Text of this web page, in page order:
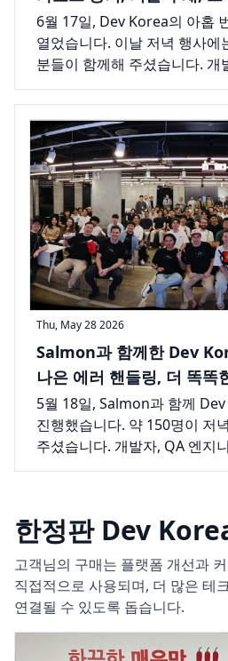
채운 참가자들
6월 17일, Dev Korea의 아홉
열었습니다. 이날 저녁 행사에
분들이 함께해 주셨습니다. 개
엔지니어, 창업가 등 서울 테
사람들이 한자리에 모여 긴 호
듣고, 늘 그렇듯 강연이 끝난
이야기를 이어갔습니다.
Thu, May 28 2026
Salmon과 함께한 Dev
나은 에러 핸들링, 더 똑똑
서울을 가득 채운 하루
5월 18일, Salmon과 함께
진행했습니다. 약 150명이 저
주셨습니다. 개발자, QA 엔지
씬 곳곳에서 모인 다양한 분들
한정판 Dev
고객님의 구매는 플랫폼 개선과
직접적으로 사용되며, 더 많은 테
연결될 수 있도록 돕습니다.